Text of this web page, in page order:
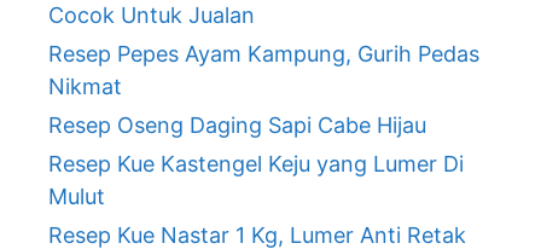
Cocok Untuk Jualan
Resep Pepes Ayam Kampung, Gurih Pedas
Nikmat
Resep Oseng Daging Sapi Cabe Hijau
Resep Kue Kastengel Keju yang Lumer Di
Mulut
Resep Kue Nastar 1 Kg, Lumer Anti Retak